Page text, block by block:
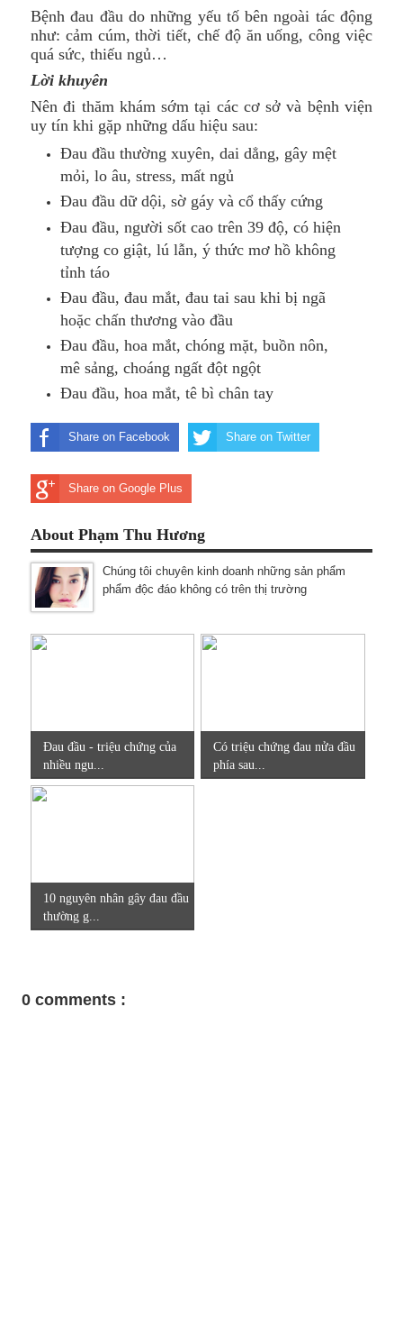
Bệnh đau đầu do những yếu tố bên ngoài tác động
như: cảm cúm, thời tiết, chế độ ăn uống, công việc
quá sức, thiếu ngủ…
Lời khuyên
Nên đi thăm khám sớm tại các cơ sở và bệnh viện
uy tín khi gặp những dấu hiệu sau:
Đau đầu thường xuyên, dai dẳng, gây mệt
mỏi, lo âu, stress, mất ngủ
Đau đầu dữ dội, sờ gáy và cổ thấy cứng
Đau đầu, người sốt cao trên 39 độ, có hiện
tượng co giật, lú lẫn, ý thức mơ hồ không
tỉnh táo
Đau đầu, đau mắt, đau tai sau khi bị ngã
hoặc chấn thương vào đầu
Đau đầu, hoa mắt, chóng mặt, buồn nôn,
mê sảng, choáng ngất đột ngột
Đau đầu, hoa mắt, tê bì chân tay
Share on Facebook Share on Twitter
Share on Google Plus
About Phạm Thu Hương
Chúng tôi chuyên kinh doanh những sản phẩm
phẩm độc đáo không có trên thị trường
Đau đầu - triệu chứng của
nhiều ngu...
Có triệu chứng đau nửa đầu
phía sau...
10 nguyên nhân gây đau đầu
thường g...
0 comments :